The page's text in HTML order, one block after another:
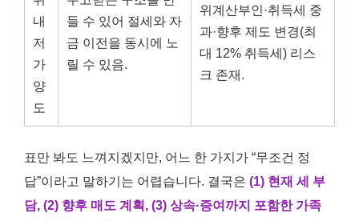
내
저
가
양
도
들 수 있어 절세와 자
금 이전을 동시에 노
릴 수 있음.
위계산부인·취득세 중
과·향후 제도 변경(최
대 12% 취득세) 리스
크 존재.
표만 봐도 느껴지겠지만, 어느 한 가지가 “무조건 정
답”이라고 말하기는 어렵습니다. 결국은 (1) 현재 세 부
담, (2) 향후 매도 계획, (3) 상속·증여까지 포함한 가족